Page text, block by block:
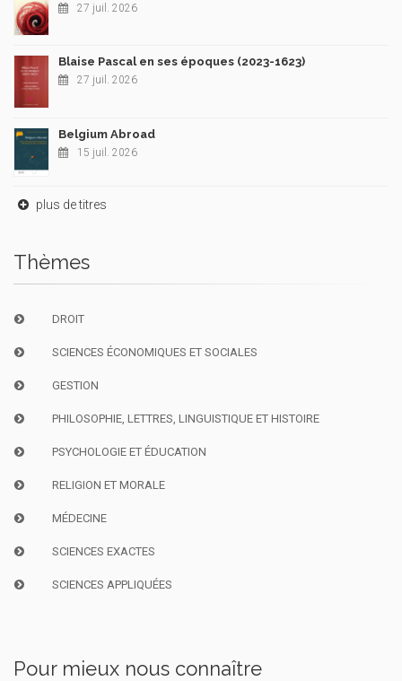
27 juil. 2026
Blaise Pascal en ses époques (2023-1623)
27 juil. 2026
Belgium Abroad
15 juil. 2026
plus de titres
Thèmes
DROIT
SCIENCES ÉCONOMIQUES ET SOCIALES
GESTION
PHILOSOPHIE, LETTRES, LINGUISTIQUE ET HISTOIRE
PSYCHOLOGIE ET ÉDUCATION
RELIGION ET MORALE
MÉDECINE
SCIENCES EXACTES
SCIENCES APPLIQUÉES
Pour mieux nous connaître